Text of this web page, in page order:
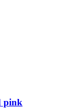
pink